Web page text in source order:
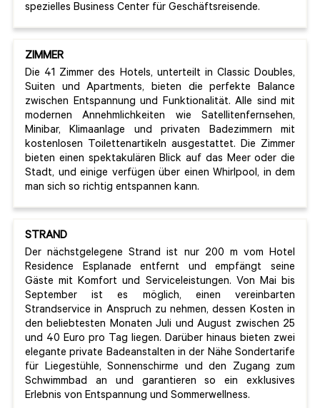
spezielles Business Center für Geschäftsreisende.
ZIMMER
Die 41 Zimmer des Hotels, unterteilt in Classic Doubles,
Suiten und Apartments, bieten die perfekte Balance
zwischen Entspannung und Funktionalität. Alle sind mit
modernen Annehmlichkeiten wie Satellitenfernsehen,
Minibar, Klimaanlage und privaten Badezimmern mit
kostenlosen Toilettenartikeln ausgestattet. Die Zimmer
bieten einen spektakulären Blick auf das Meer oder die
Stadt, und einige verfügen über einen Whirlpool, in dem
man sich so richtig entspannen kann.
STRAND
Der nächstgelegene Strand ist nur 200 m vom Hotel
Residence Esplanade entfernt und empfängt seine
Gäste mit Komfort und Serviceleistungen. Von Mai bis
September ist es möglich, einen vereinbarten
Strandservice in Anspruch zu nehmen, dessen Kosten in
den beliebtesten Monaten Juli und August zwischen 25
und 40 Euro pro Tag liegen. Darüber hinaus bieten zwei
elegante private Badeanstalten in der Nähe Sondertarife
für Liegestühle, Sonnenschirme und den Zugang zum
Schwimmbad an und garantieren so ein exklusives
Erlebnis von Entspannung und Sommerwellness.